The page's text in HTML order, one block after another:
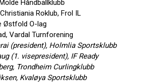
Håndballklubb
Roklub, Frol IL
Østfold O-lag
Vardal Turnforening
(president), Holmlia Sportsklubb
(1. visepresident), IF Ready
Trondheim Curlingklubb
Kvaløya Sportsklubb